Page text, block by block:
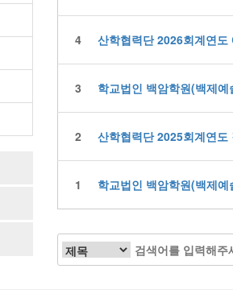
4 산학협력단 2026회계연도
3 학교법인 백암학원(백제
2 산학협력단 2025회계연도
1 학교법인 백암학원(백제